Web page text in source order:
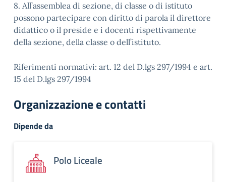
8. All’assemblea di sezione, di classe o di istituto
possono partecipare con diritto di parola il direttore
didattico o il preside e i docenti rispettivamente
della sezione, della classe o dell’istituto.
Riferimenti normativi: art. 12 del D.lgs 297/1994 e art.
15 del D.lgs 297/1994
Organizzazione e contatti
Dipende da
Polo Liceale